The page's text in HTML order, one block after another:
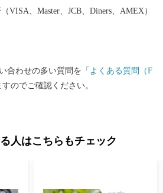
VISA、Master、JCB、Diners、AMEX）
合わせの多い質問を 「よくある質問（F
のでご確認ください。
人はこちらもチェック